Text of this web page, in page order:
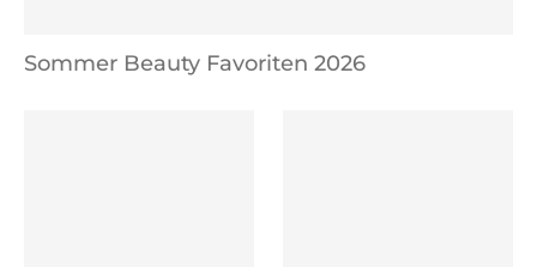
Sommer Beauty Favoriten 2026